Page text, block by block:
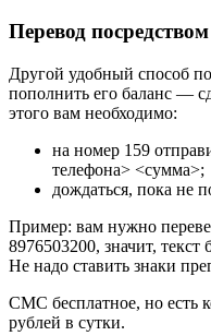
Перевод
Другой удобный способ
пополнить его баланс —
этого вам необходимо:
на номер 159
телефона> <сумма>;
дождаться, пока не
Пример: вам нужно
8976503200, значит,
Не надо ставить знаки
СМС бесплатное, но есть
рублей в сутки.